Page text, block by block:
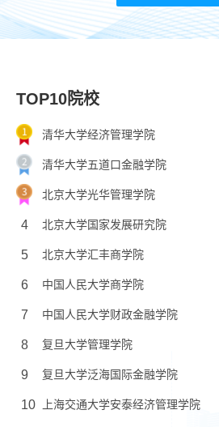
TOP10院校
清华大学经济管理学院
清华大学五道口金融学院
北京大学光华管理学院
4 北京大学国家发展研究院
5 北京大学汇丰商学院
6 中国人民大学商学院
7 中国人民大学财政金融学院
8 复旦大学管理学院
9 复旦大学泛海国际金融学院
10 上海交通大学安泰经济管理学院